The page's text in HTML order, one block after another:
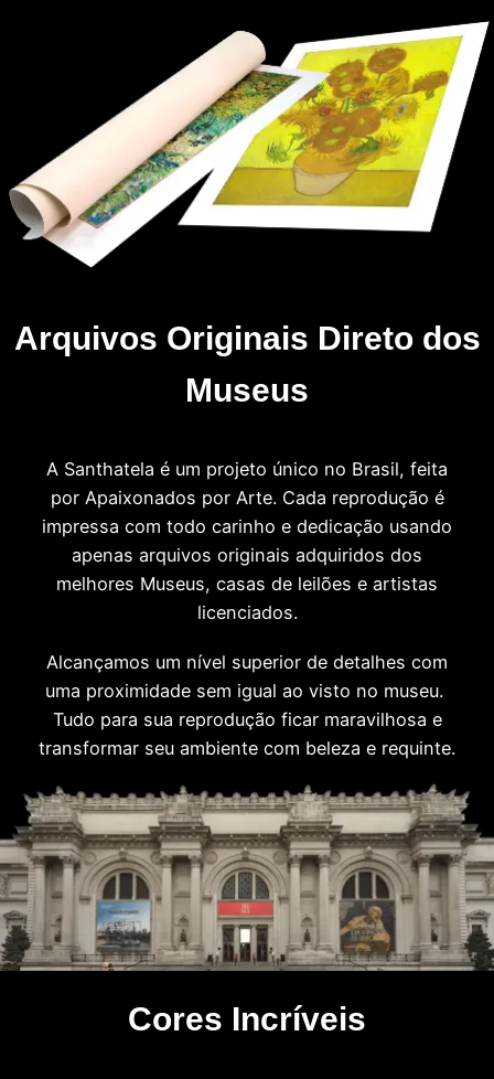
Arquivos Originais Direto dos
Museus
A Santhatela é um projeto único no Brasil, feita
por Apaixonados por Arte. Cada reprodução é
impressa com todo carinho e dedicação usando
apenas arquivos originais adquiridos dos
melhores Museus, casas de leilões e artistas
licenciados.
Alcançamos um nível superior de detalhes com
uma proximidade sem igual ao visto no museu.
Tudo para sua reprodução ficar maravilhosa e
transformar seu ambiente com beleza e requinte.
Cores Incríveis